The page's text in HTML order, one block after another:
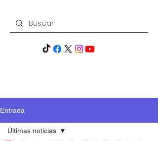
Entrada
Últimas noticias